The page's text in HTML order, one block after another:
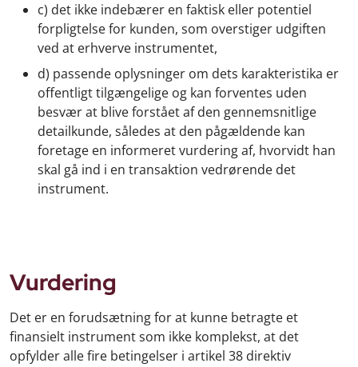
c) det ikke indebærer en faktisk eller potentiel
forpligtelse for kunden, som overstiger udgiften
ved at erhverve instrumentet,
d) passende oplysninger om dets karakteristika er
offentligt tilgængelige og kan forventes uden
besvær at blive forstået af den gennemsnitlige
detailkunde, således at den pågældende kan
foretage en informeret vurdering af, hvorvidt han
skal gå ind i en transaktion vedrørende det
instrument.
Vurdering
Det er en forudsætning for at kunne betragte et
finansielt instrument som ikke komplekst, at det
opfylder alle fire betingelser i artikel 38 direktiv